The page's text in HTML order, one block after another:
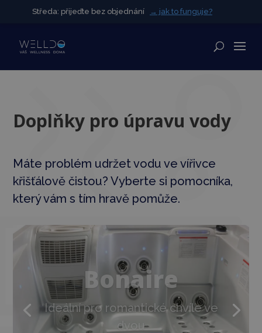
Doplňky pro úpravu vody
Máte problém udržet vodu ve vířivce
křišťálově čistou? Vyberte si pomocníka,
který vám s tím hravě pomůže.
Bonaire
Ideální pro romantické chvíle ve
dvou
Středa: přijeďte bez objednání → jak to funguje?
Středa: přijeďte bez objednání → jak to funguje?